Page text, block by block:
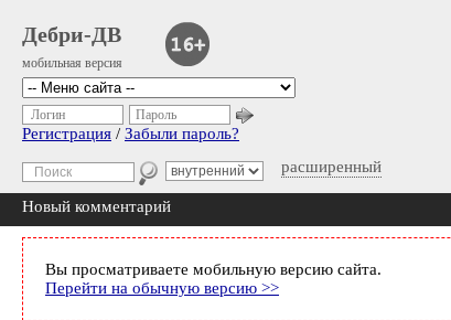
Дебри-ДВ
мобильная версия
расширенный
Логин Пароль
Регистрация / Забыли пароль?
Новый комментарий
Вы просматриваете мобильную версию сайта.
Перейти на обычную версию >>